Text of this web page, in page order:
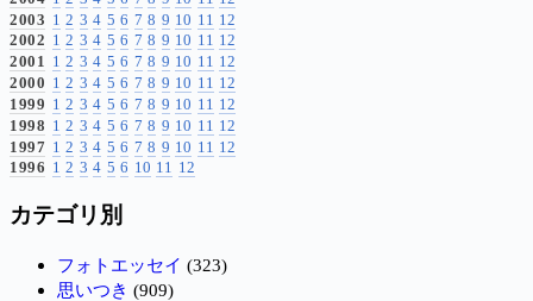
2003 1 2 3 4 5 6 7 8 9 10 11 12
2002 1 2 3 4 5 6 7 8 9 10 11 12
2001 1 2 3 4 5 6 7 8 9 10 11 12
2000 1 2 3 4 5 6 7 8 9 10 11 12
1999 1 2 3 4 5 6 7 8 9 10 11 12
1998 1 2 3 4 5 6 7 8 9 10 11 12
1997 1 2 3 4 5 6 7 8 9 10 11 12
1996 1 2 3 4 5 6 10 11 12
カテゴリ別
フォトエッセイ (323)
思いつき (909)